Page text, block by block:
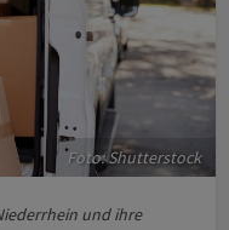
Foto: Shutterstock
und ihre